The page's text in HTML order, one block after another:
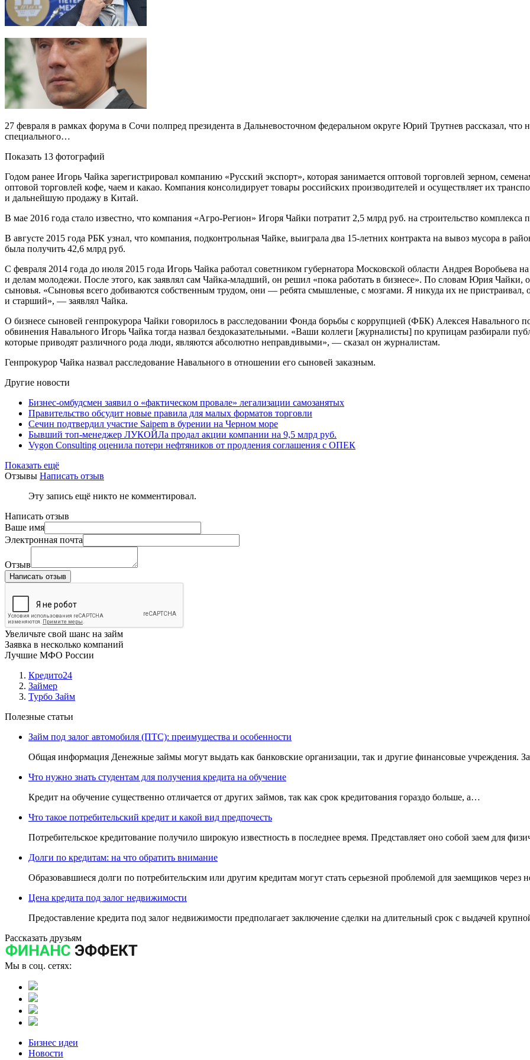
27 февраля в рамках форума в Сочи полпред президента в Дальневосточном федеральном округе Юрий Трутнев рассказал,
специального…
Показать 13 фотографий
Годом ранее Игорь Чайка зарегистрировал компанию «Русский экспорт», которая занимается оптовой торговлей зерном,
оптовой торговлей кофе, чаем и какао. Компания консолидирует товары российских производителей и осуществляет их
и дальнейшую продажу в Китай.
В мае 2016 года стало известно, что компания «Агро-Регион» Игоря Чайки потратит 2,5 млрд руб. на строительство
В августе 2015 года РБК узнал, что компания, подконтрольная Чайке, выиграла два 15-летних контракта на вывоз мусора в
была получить 42,6 млрд руб.
С февраля 2014 года до июля 2015 года Игорь Чайка работал советником губернатора Московской области Андрея Воробьева
и делам молодежи. После этого, как заявлял сам Чайка-младший, он ​решил «пока работать в бизнесе». По словам Юрия Чайки,
сыновья. «Сыновья всего добиваются собственным трудом, они — ребята смышленые, с мозгами. Я никуда их не пристраивал,
и старший», — заявлял Чайка.
О бизнесе сыновей генпрокурора Чайки говорилось в расследовании Фонда борьбы с коррупцией (ФБК) Алексея Навального
обвинения Навального Игорь Чайка тогда назвал бездоказательными. «Ваши коллеги [журналисты] по крупицам разбирали
которые приводят различного рода люди, являются абсолютно неправдивыми», — сказал он журналистам.
Генпрокурор Чайка назвал расследование Навального в отношении его сыновей заказным.
Другие новости
Бизнес-омбудсмен заявил о «фактическом провале» легализации самозанятых
Правительство обсудит новые правила для малых форматов торговли
Сечин подтвердил участие Saipem в бурении на Черном море
Бывший топ-менеджер ЛУКОЙЛа продал акции компании на 9,5 млрд руб.
Vygon Consulting оценила потери нефтяников от продления соглашения с ОПЕК
Показать ещё
Отзывы Написать отзыв
Эту запись ещё никто не комментировал.
Написать отзыв
Ваше имя
Электронная почта
Отзыв
Написать отзыв
Увеличьте свой шанс на займ
Заявка в несколько компаний
Лучшие МФО России
Кредито24
Займер
Турбо Займ
Полезные статьи
Займ под залог автомобиля (ПТС): преимущества и особенности
Общая информация Денежные займы могут выдать как банковские организации, так и другие финансовые учреждения.
Что нужно знать студентам для получения кредита на обучение
Кредит на обучение существенно отличается от других займов, так как срок кредитования гораздо больше, а…
Что такое потребительский кредит и какой вид предпочесть
Потребительское кредитование получило широкую известность в последнее время. Представляет оно собой заем для
Долги по кредитам: на что обратить внимание
Образовавшиеся долги по потребительским или другим кредитам могут стать серьезной проблемой для заемщиков через
Цена кредита под залог недвижимости
Предоставление кредита под залог недвижимости предполагает заключение сделки на длительный срок с выдачей
Рассказать друзьям
Мы в соц. сетях:
Бизнес идеи
Новости